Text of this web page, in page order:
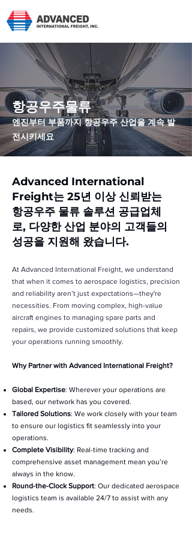
항공우주물류
엔진부터 부품까지 항공우주 산업을 계속 발
전시키세요
Advanced International
Freight는 25년 이상 신뢰받는
항공우주 물류 솔루션 공급업체
로, 다양한 산업 분야의 고객들의
성공을 지원해 왔습니다.
At Advanced International Freight, we understand
that when it comes to aerospace logistics, precision
and reliability aren’t just expectations—they're
necessities. From moving complex, high-value
aircraft engines to managing spare parts and
repairs, we provide customized solutions that keep
your operations running smoothly.
Why Partner with Advanced International Freight?
Global Expertise: Wherever your operations are
based, our network has you covered.
Tailored Solutions: We work closely with your team
to ensure our logistics fit seamlessly into your
operations.
Complete Visibility: Real-time tracking and
comprehensive asset management mean you’re
always in the know.
Round-the-Clock Support: Our dedicated aerospace
logistics team is available 24/7 to assist with any
needs.